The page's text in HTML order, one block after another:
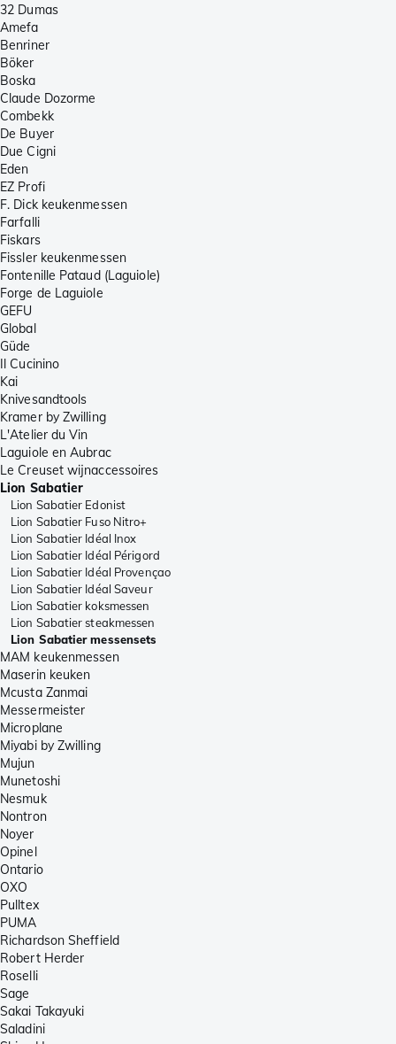
32 Dumas
Amefa
Benriner
Böker
Boska
Claude Dozorme
Combekk
De Buyer
Due Cigni
Eden
EZ Profi
F. Dick keukenmessen
Farfalli
Fiskars
Fissler keukenmessen
Fontenille Pataud (Laguiole)
Forge de Laguiole
GEFU
Global
Güde
Il Cucinino
Kai
Knivesandtools
Kramer by Zwilling
L'Atelier du Vin
Laguiole en Aubrac
Le Creuset wijnaccessoires
Lion Sabatier
Lion Sabatier Edonist
Lion Sabatier Fuso Nitro+
Lion Sabatier Idéal Inox
Lion Sabatier Idéal Périgord
Lion Sabatier Idéal Provençao
Lion Sabatier Idéal Saveur
Lion Sabatier koksmessen
Lion Sabatier steakmessen
Lion Sabatier messensets
MAM keukenmessen
Maserin keuken
Mcusta Zanmai
Messermeister
Microplane
Miyabi by Zwilling
Mujun
Munetoshi
Nesmuk
Nontron
Noyer
Opinel
Ontario
OXO
Pulltex
PUMA
Richardson Sheffield
Robert Herder
Roselli
Sage
Sakai Takayuki
Saladini